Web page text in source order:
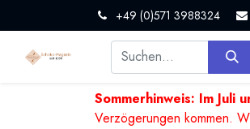
+49 (0)571 3988324
Sommerhinweis: Im Juli
Verzögerungen kommen.